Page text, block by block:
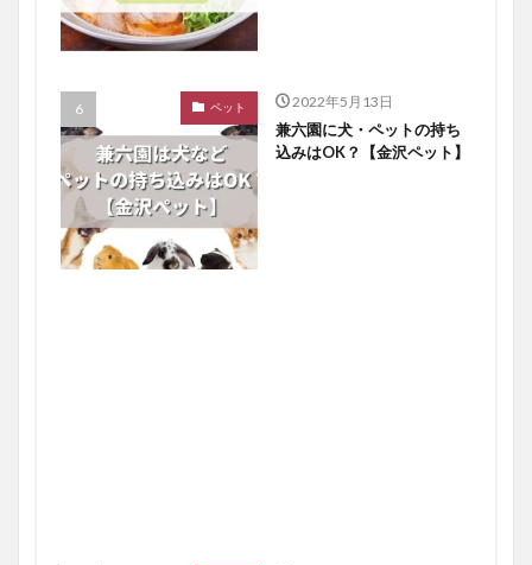
ペット 2022年5月13日
兼六園に犬・ペットの持ち
込みはOK？【金沢ペット】